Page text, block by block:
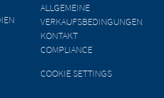
ALLGEMEINE
VERKAUFSBEDINGUNGEN
KONTAKT
COMPLIANCE
COOKIE SETTINGS